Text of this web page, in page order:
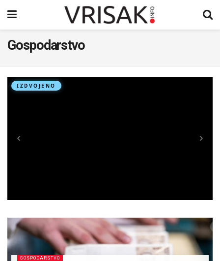
Gospodarstvo
GOSPODARSTVO